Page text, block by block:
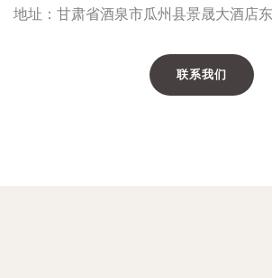
地址：甘肃省酒泉市瓜州县景晟大酒店
联系我们